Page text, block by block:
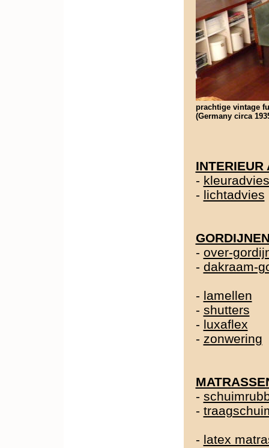
prachtige vintage
(Germany circa
INTERIEUR
- kleuradvies
- lichtadvies
- over-
- dakraam-
- lamellen
- shutters
- luxaflex
- zonwering
-
-
- latex